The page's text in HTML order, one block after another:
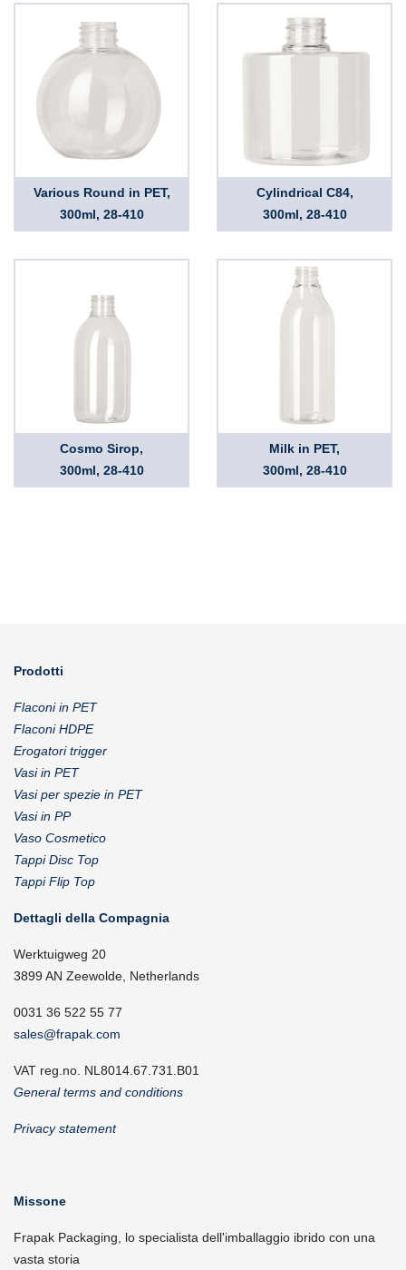
Various Round in PET,
300ml, 28-410
Cylindrical C84,
300ml, 28-410
Cosmo Sirop,
300ml, 28-410
Milk in PET,
300ml, 28-410
Prodotti
Flaconi in PET
Flaconi HDPE
Erogatori trigger
Vasi in PET
Vasi per spezie in PET
Vasi in PP
Vaso Cosmetico
Tappi Disc Top
Tappi Flip Top
Dettagli della Compagnia
Werktuigweg 20
3899 AN Zeewolde, Netherlands
0031 36 522 55 77
sales@frapak.com
VAT reg.no. NL8014.67.731.B01
General terms and conditions
Privacy statement
Missone
Frapak Packaging, lo specialista dell'imballaggio ibrido con una
vasta storia